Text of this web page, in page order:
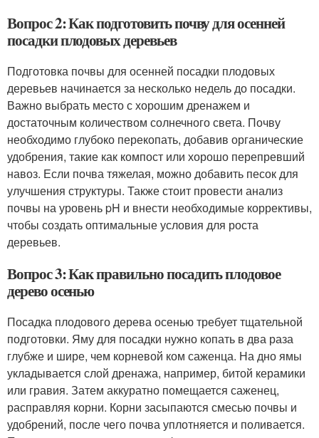
Вопрос 2: Как подготовить почву для осенней
посадки плодовых деревьев
Подготовка почвы для осенней посадки плодовых
деревьев начинается за несколько недель до посадки.
Важно выбрать место с хорошим дренажем и
достаточным количеством солнечного света. Почву
необходимо глубоко перекопать, добавив органические
удобрения, такие как компост или хорошо перепревший
навоз. Если почва тяжелая, можно добавить песок для
улучшения структуры. Также стоит провести анализ
почвы на уровень pH и внести необходимые коррективы,
чтобы создать оптимальные условия для роста
деревьев.
Вопрос 3: Как правильно посадить плодовое
дерево осенью
Посадка плодового дерева осенью требует тщательной
подготовки. Яму для посадки нужно копать в два раза
глубже и шире, чем корневой ком саженца. На дно ямы
укладывается слой дренажа, например, битой керамики
или гравия. Затем аккуратно помещается саженец,
расправляя корни. Корни засыпаются смесью почвы и
удобрений, после чего почва уплотняется и поливается.